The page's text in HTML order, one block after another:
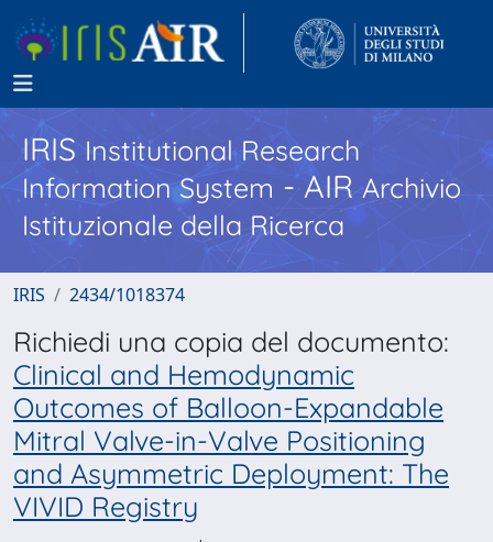
IRISInstitutional Research
Information System - AIR Archivio
Istituzionale della Ricerca
IRIS 2434/1018374
Richiedi una copia del documento:
Clinical and Hemodynamic
Outcomes of Balloon-Expandable
Mitral Valve-in-Valve Positioning
and Asymmetric Deployment: The
VIVID Registry